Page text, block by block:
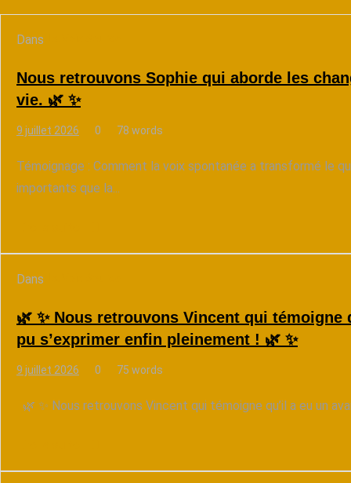
Dans
Nous retrouvons Sophie qui aborde les
vie. 🌿 ✨
9 juillet 2026 0 78 words
Témoignage : Comment la voix spontanée a transformé le
importants que la...
Dans
🌿 ✨ Nous retrouvons Vincent qui
pu s’exprimer enfin pleinement ! 🌿 ✨
9 juillet 2026 0 75 words
🌿 ✨ Nous retrouvons Vincent qui témoigne qu’il a eu un